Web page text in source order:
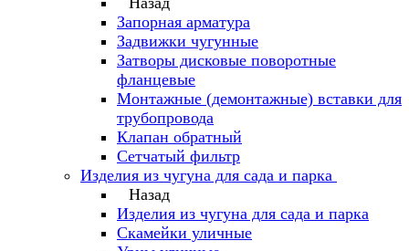
Запорная арматура
Задвижки чугунные
Затворы дисковые поворотные
фланцевые
Монтажные (демонтажные) вставки для
трубопровода
Клапан обратный
Сетчатый фильтр
Изделия из чугуна для сада и парка
Назад
Изделия из чугуна для сада и парка
Скамейки уличные